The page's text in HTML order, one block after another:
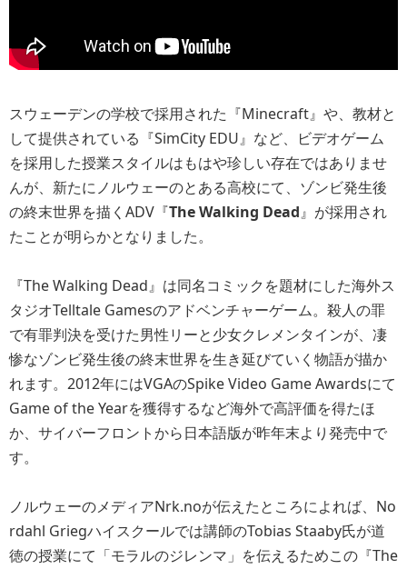
スウェーデンの学校で採用された『Minecraft』や、教材と
して提供されている『SimCity EDU』など、ビデオゲーム
を採用した授業スタイルはもはや珍しい存在ではありませ
んが、新たにノルウェーのとある高校にて、ゾンビ発生後
の終末世界を描くADV『The Walking Dead』が採用され
たことが明らかとなりました。
『The Walking Dead』は同名コミックを題材にした海外ス
タジオTelltale Gamesのアドベンチャーゲーム。殺人の罪
で有罪判決を受けた男性リーと少女クレメンタインが、凄
惨なゾンビ発生後の終末世界を生き延びていく物語が描か
れます。2012年にはVGAのSpike Video Game Awardsにて
Game of the Yearを獲得するなど海外で高評価を得たほ
か、サイバーフロントから日本語版が昨年末より発売中で
す。
ノルウェーのメディアNrk.noが伝えたところによれば、No
rdahl Griegハイスクールでは講師のTobias Staaby氏が道
徳の授業にて「モラルのジレンマ」を伝えるためこの『The